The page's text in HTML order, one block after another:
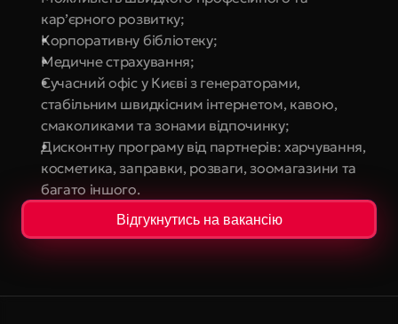
кар’єрного розвитку;
Корпоративну бібліотеку;
Медичне страхування;
Сучасний офіс у Києві з генераторами,
стабільним швидкісним інтернетом, кавою,
смаколиками та зонами відпочинку;
Дисконтну програму від партнерів: харчування,
косметика, заправки, розваги, зоомагазини та
багато іншого.
Відгукнутись на вакансію